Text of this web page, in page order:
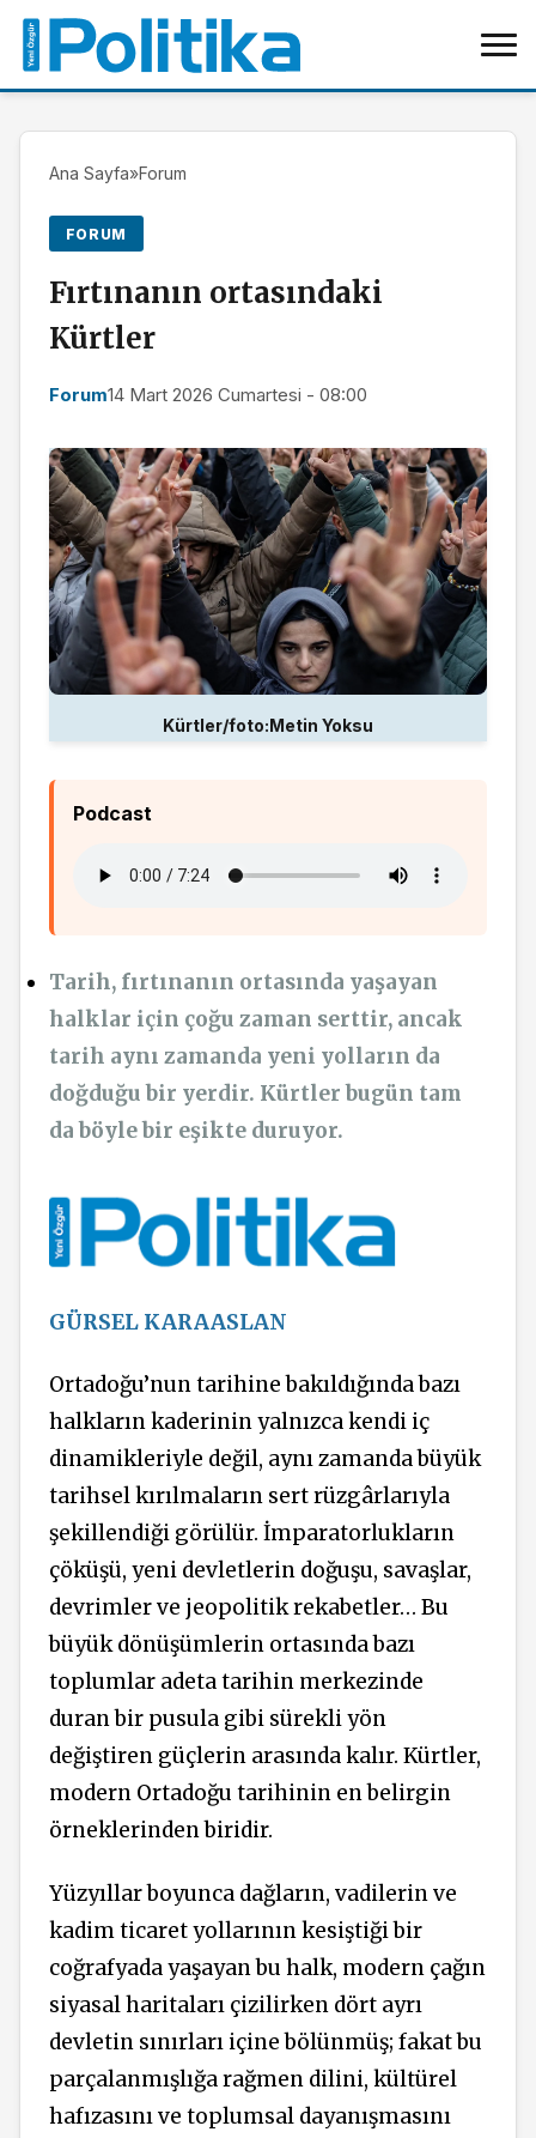
Ana Sayfa»Forum
FORUM
Fırtınanın ortasındaki
Kürtler
Forum14 Mart 2026 Cumartesi - 08:00
Kürtler/foto:Metin Yoksu
Podcast
Tarih, fırtınanın ortasında yaşayan
halklar için çoğu zaman serttir, ancak
tarih aynı zamanda yeni yolların da
doğduğu bir yerdir. Kürtler bugün tam
da böyle bir eşikte duruyor.
GÜRSEL KARAASLAN
Ortadoğu’nun tarihine bakıldığında bazı
halkların kaderinin yalnızca kendi iç
dinamikleriyle değil, aynı zamanda büyük
tarihsel kırılmaların sert rüzgârlarıyla
şekillendiği görülür. İmparatorlukların
çöküşü, yeni devletlerin doğuşu, savaşlar,
devrimler ve jeopolitik rekabetler… Bu
büyük dönüşümlerin ortasında bazı
toplumlar adeta tarihin merkezinde
duran bir pusula gibi sürekli yön
değiştiren güçlerin arasında kalır. Kürtler,
modern Ortadoğu tarihinin en belirgin
örneklerinden biridir.
Yüzyıllar boyunca dağların, vadilerin ve
kadim ticaret yollarının kesiştiği bir
coğrafyada yaşayan bu halk, modern çağın
siyasal haritaları çizilirken dört ayrı
devletin sınırları içine bölünmüş; fakat bu
parçalanmışlığa rağmen dilini, kültürel
hafızasını ve toplumsal dayanışmasını